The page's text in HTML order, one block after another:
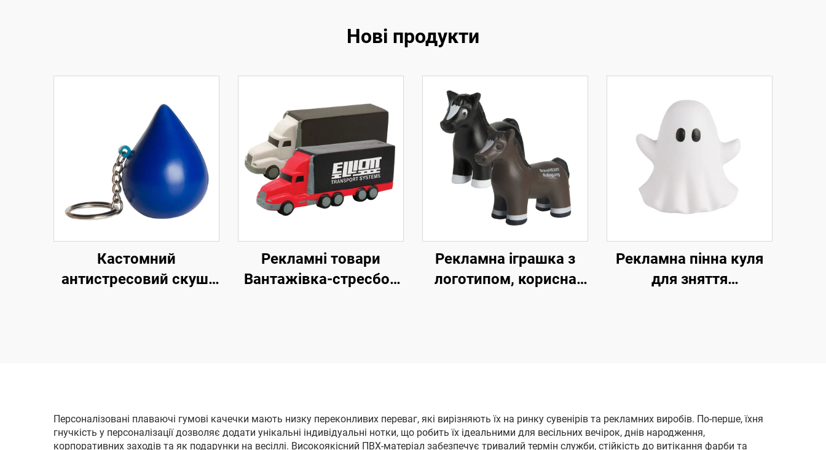
Нові продукти
Кастомний
антистресовий скуші
Рекламні товари
Вантажівка-стресбол
Рекламна іграшка з
логотипом, корисна
Рекламна пінна куля
для зняття
Персоналізовані плаваючі гумові качечки мають низку переконливих переваг, які вирізняють їх на ринку сувенірів та рекламних виробів. По-перше, їхня
гнучкість у персоналізації дозволяє додати унікальні індивідуальні нотки, що робить їх ідеальними для весільних вечірок, днів народження,
корпоративних заходів та як подарунки на весіллі. Високоякісний ПВХ-матеріал забезпечує тривалий термін служби, стійкість до витікання фарби та